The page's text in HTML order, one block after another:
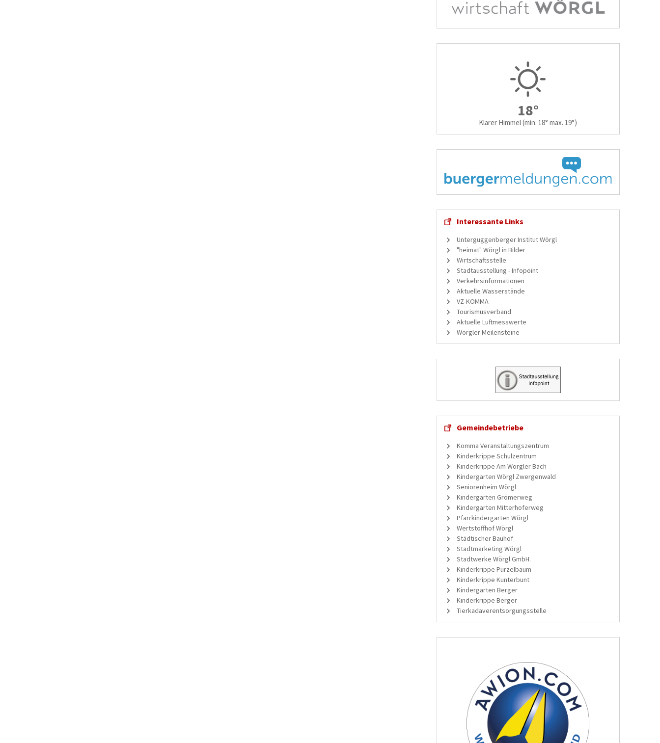
18°
Klarer Himmel(min. 18° max. 19°)
Interessante Links
Unterguggenberger Institut Wörgl
"heimat" Wörgl in Bilder
Wirtschaftsstelle
Stadtausstellung - Infopoint
Verkehrsinformationen
Aktuelle Wasserstände
VZ-KOMMA
Tourismusverband
Aktuelle Luftmesswerte
Wörgler Meilensteine
Gemeindebetriebe
Komma Veranstaltungszentrum
Kinderkrippe Schulzentrum
Kinderkrippe Am Wörgler Bach
Kindergarten Wörgl Zwergenwald
Seniorenheim Wörgl
Kindergarten Grömerweg
Kindergarten Mitterhoferweg
Pfarrkindergarten Wörgl
Wertstoffhof Wörgl
Städtischer Bauhof
Stadtmarketing Wörgl
Stadtwerke Wörgl GmbH.
Kinderkrippe Purzelbaum
Kinderkrippe Kunterbunt
Kindergarten Berger
Kinderkrippe Berger
Tierkadaverentsorgungsstelle